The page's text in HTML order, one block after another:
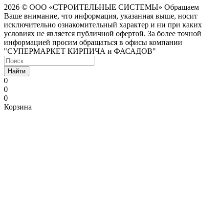
2026 © ООО «СТРОИТЕЛЬНЫЕ СИСТЕМЫ» Обращаем
Ваше внимание, что информация, указанная выше, носит
исключительно ознакомительный характер и ни при каких
условиях не является публичной офертой. За более точной
информацией просим обращаться в офисы компании
"СУПЕРМАРКЕТ КИРПИЧА и ФАСАДОВ"
Найти
0
0
0
Корзина